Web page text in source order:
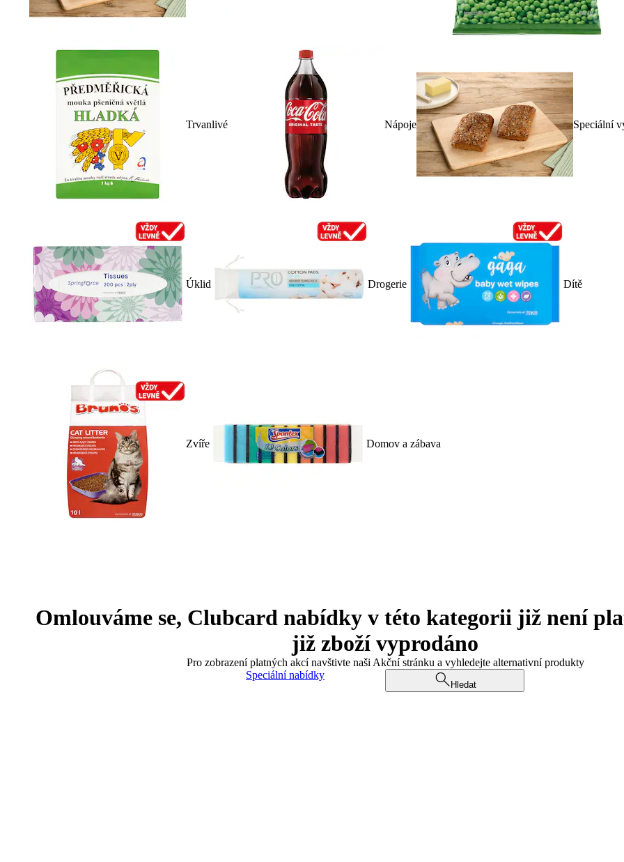
Trvanlivé Nápoje Speciální
Úklid Drogerie Dítě
Zvíře Domov a zábava
Omlouváme se, Clubcard nabídky v této kategorii již není
již zboží vyprodáno
Pro zobrazení platných akcí navštivte naši Akční stránku a vyhledejte alternativní produkty
Speciální nabídky
Hledat